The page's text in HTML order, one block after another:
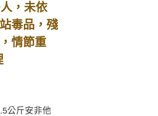
，未依
毒品，殘
情節重
公斤安非他